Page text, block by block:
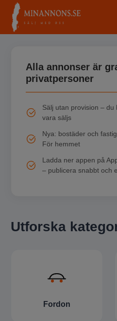
Alla annonser är
privatpersoner
Sälj utan provision –
vara säljs
Nya: bostäder och
För hemmet
Ladda ner appen på
– publicera snabbt och
Utforska
Fordon